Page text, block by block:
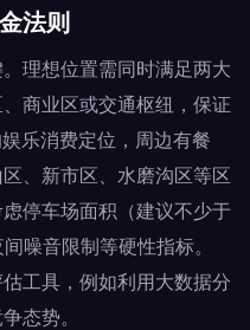
法则
理想位置需同时满足两大
商业区或交通枢纽，保证
乐消费定位，周边有餐
、新市区、水磨沟区等区
停车场面积（建议不少于
噪音限制等硬性指标。
工具，例如利用大数据分
态势。